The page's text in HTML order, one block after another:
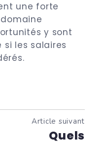
une forte
y sont
si les salaires
Article suivant
Quels